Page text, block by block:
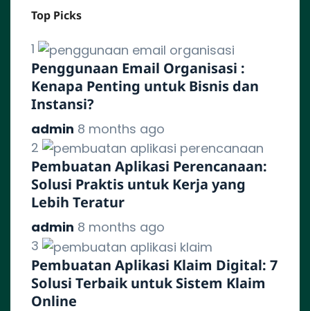
Top Picks
1
Penggunaan Email Organisasi :
Kenapa Penting untuk Bisnis dan
Instansi?
admin 8 months ago
2
Pembuatan Aplikasi Perencanaan:
Solusi Praktis untuk Kerja yang
Lebih Teratur
admin 8 months ago
3
Pembuatan Aplikasi Klaim Digital: 7
Solusi Terbaik untuk Sistem Klaim
Online